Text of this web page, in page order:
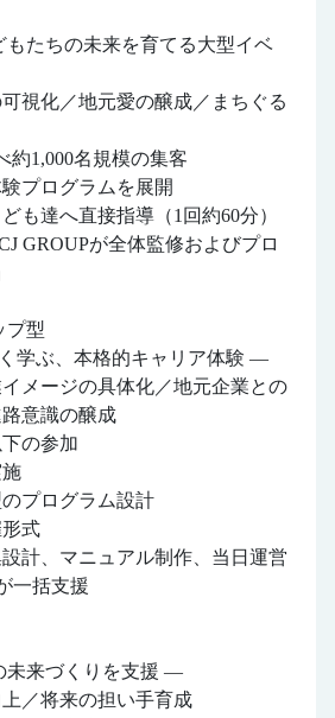
たちの未来を育てる大型イベ
視化／地元愛の醸成／まちぐる
約1,000名規模の集客
験プログラムを展開
も達へ直接指導（1回約60分）
GROUPが全体監修およびプロ
プ型
学ぶ、本格的キャリア体験 ―
メージの具体化／地元企業との
意識の醸成
下の参加
プログラム設計
形式
設計、マニュアル制作、当日運営
一括支援
来づくりを支援 ―
／将来の担い手育成